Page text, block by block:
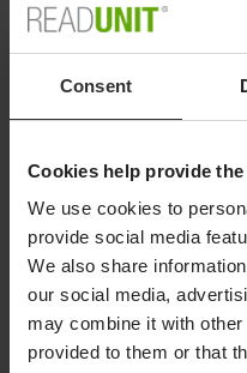
Consent
Cookies help provide
We use cookies to
provide social media
We also share
our social media,
may combine it with
provided to them or that
bedste system, vi har
Read more